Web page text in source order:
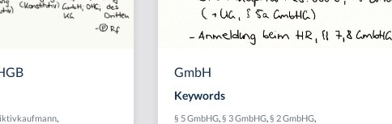
,
GmbH
Keywords
§ 5 GmbHG,§ 3 GmbHG,§ 2 GmbHG,